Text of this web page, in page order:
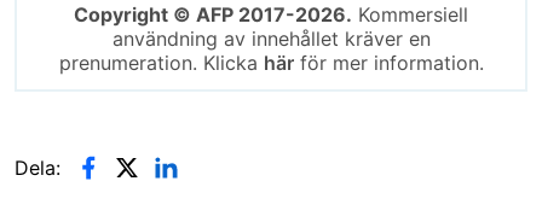
Copyright © AFP 2017-2026. Kommersiell
användning av innehållet kräver en
prenumeration. Klicka härför mer information.
Dela: